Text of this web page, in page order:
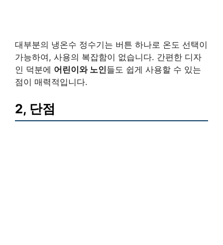
대부분의 냉온수 정수기는 버튼 하나로 온도 선택이
가능하여, 사용의 복잡함이 없습니다. 간편한 디자
인 덕분에 어린이와 노인들도 쉽게 사용할 수 있는
점이 매력적입니다.
2, 단점